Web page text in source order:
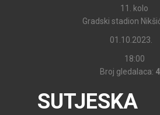
11. kolo
Gradski stadion
01.10.2023.
18:00
Broj gledalaca:
SUTJESKA